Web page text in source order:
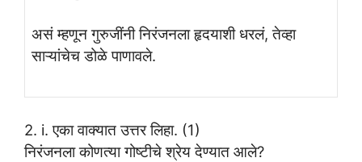
असं म्हणून गुरुजींनी निरंजनला हृदयाशी धरलं, तेव्हा
साऱ्यांचेच डोळे पाणावले.
2. i. एका वाक्यात उत्तर लिहा. (1)
निरंजनला कोणत्या गोष्टीचे श्रेय देण्यात आले?